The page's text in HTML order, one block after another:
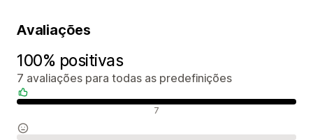
Avaliações
100% positivas
7 avaliações para todas as predefinições
7